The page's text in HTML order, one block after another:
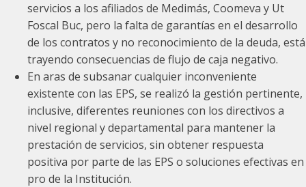
servicios a los afiliados de Medimás, Coomeva y Ut
Foscal Buc, pero la falta de garantías en el desarrollo
de los contratos y no reconocimiento de la deuda, está
trayendo consecuencias de flujo de caja negativo.
En aras de subsanar cualquier inconveniente
existente con las EPS, se realizó la gestión pertinente,
inclusive, diferentes reuniones con los directivos a
nivel regional y departamental para mantener la
prestación de servicios, sin obtener respuesta
positiva por parte de las EPS o soluciones efectivas en
pro de la Institución.